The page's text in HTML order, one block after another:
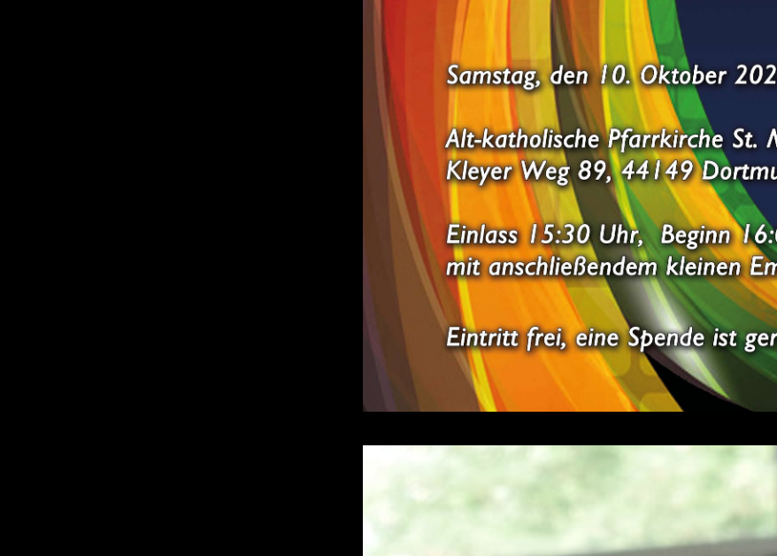
Großer Sport und olympischer Glanz in
Dortmund: Olympionikin Luise Malzahn
zur Gast bei der DSG 1988
Dortmund-Kley. Ein ganz besonderes
Highlight prägte das vergangene